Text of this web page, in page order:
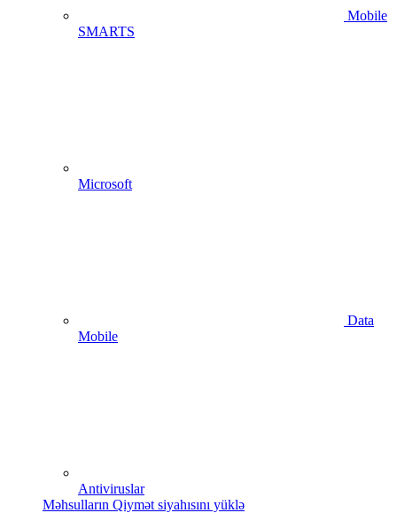
Mobile
SMARTS
Microsoft
Data
Mobile
Antiviruslar
Məhsulların Qiymət siyahısını yüklə